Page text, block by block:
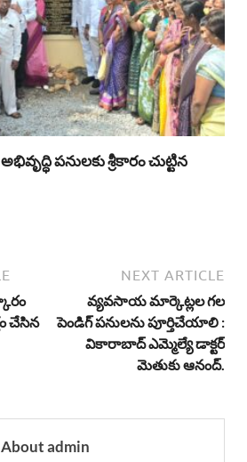
పనులకు శ్రీకారం చుట్టిన
చేసిన
NEXT ARTICLE
వ్యవసాయ మార్కెట్లల గల
పెండిగ్ పనులను పూర్తిచేయాలి :
వికారాబాద్ ఎమ్మెల్యే డాక్టర్
మెతుకు ఆనంద్.
About admin